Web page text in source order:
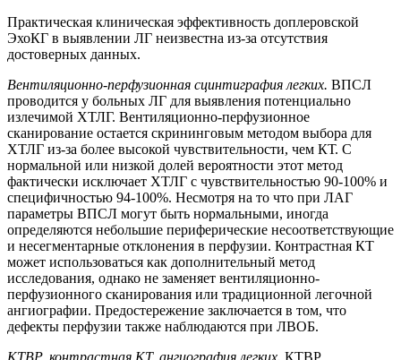
Практическая клиническая эффективность доплеровской
ЭхоКГ в выявлении ЛГ неизвестна из-за отсутствия
достоверных данных.
Вентиляционно-перфузионная сцинтиграфия легких. ВПСЛ
проводится у больных ЛГ для выявления потенциально
излечимой ХТЛГ. Вентиляционно-перфузионное
сканирование остается скрининговым методом выбора для
ХТЛГ из-за более высокой чувствительности, чем КТ. С
нормальной или низкой долей вероятности этот метод
фактически исключает ХТЛГ с чувствительностью 90-100% и
специфичностью 94-100%. Несмотря на то что при ЛАГ
параметры ВПСЛ могут быть нормальными, иногда
определяются небольшие периферические несоответствующие
и несегментарные отклонения в перфузии. Контрастная КТ
может использоваться как дополнительный метод
исследования, однако не заменяет вентиляционно-
перфузионного сканирования или традиционной легочной
ангиографии. Предостережение заключается в том, что
дефекты перфузии также наблюдаются при ЛВОБ.
КТВР, контрастная КТ, ангиография легких. КТВР